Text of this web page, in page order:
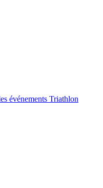
événements Triathlon